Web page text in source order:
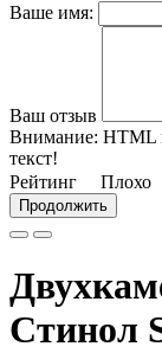
Ваше имя:
Ваш отзыв
Внимание: HTML
текст!
Рейтинг Плохо
Продолжить
Стинол